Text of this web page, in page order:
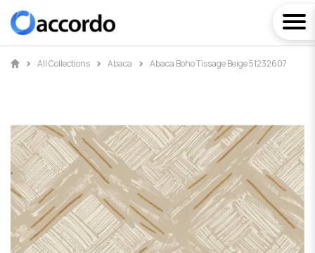
All Collections Abaca Abaca Boho Tissage Beige 51232607